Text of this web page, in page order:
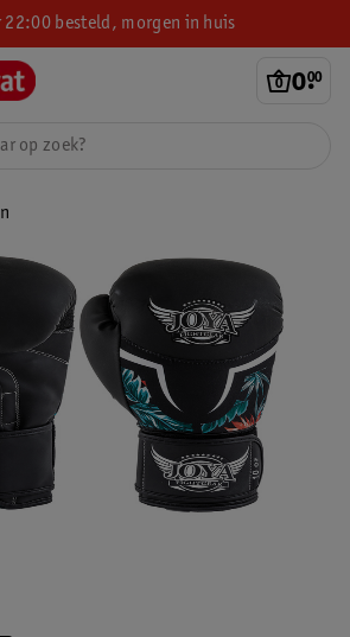
22:00 besteld, morgen in huis
0.
00